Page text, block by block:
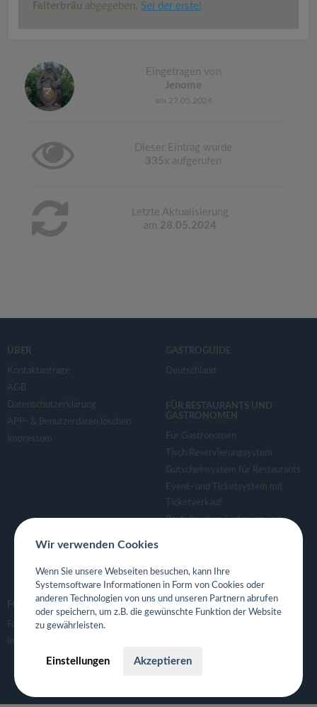
Falterbräu abgegeben. Sei der erste!
Eingetragen von
Jenome
am 27.05.2024
Dieser Eintrag wurde
335 x aufgerufen
Letzte Aktualisierung
am 28.05.2024
ÜBER
Kontaktanfrage
AGB
Datenschutzerklärung
APP- & Benutzerdaten löschen
Impressum
GASTROGUIDE
Deutschland
FÜR RESTAURANTS UND
GASTRONOMEN
Für Gastronomen
Tisch Reservierungsystem
Gutscheinsystem für Restaurants
Event- und Ticketsystem mit
Ticketverkauf
Bestellsystem Lieferung und
Eigene App für Restaurant
FOLGE UNS
Facebook
Instagram
Wir verwenden Cookies
Wenn Sie unsere Webseiten besuchen, kann Ihre
Systemsoftware Informationen in Form von Cookies oder
anderen Technologien von uns und unseren Partnern abrufen
oder speichern, um z.B. die gewünschte Funktion der Website
zu gewährleisten.
Einstellungen Akzeptieren